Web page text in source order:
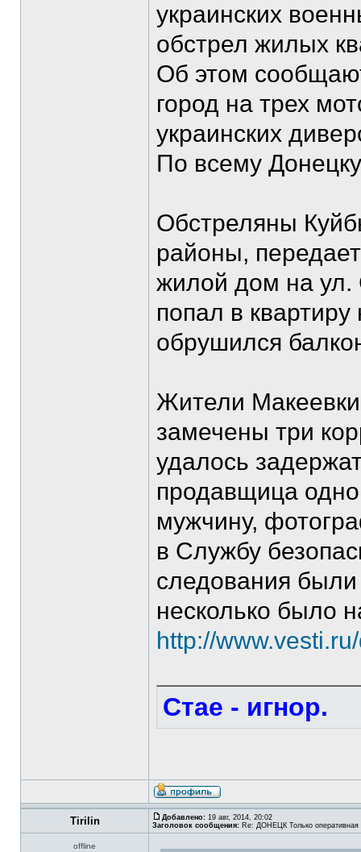
украинских
обстрел жилых
Об этом
город на трех
украинских
По всему
Обстреляны
районы,
жилой дом на
попал в
обрушился
Жители
замечены три
удалось
продавщица
мужчину,
в Службу
следования
несколько было
http://
Стае - игнор.
Tirilin Добавлено: 19 авг, 2014, 20:02
Заголовок сообщения: Re: ДОНЕЦК Только оперативная
offline